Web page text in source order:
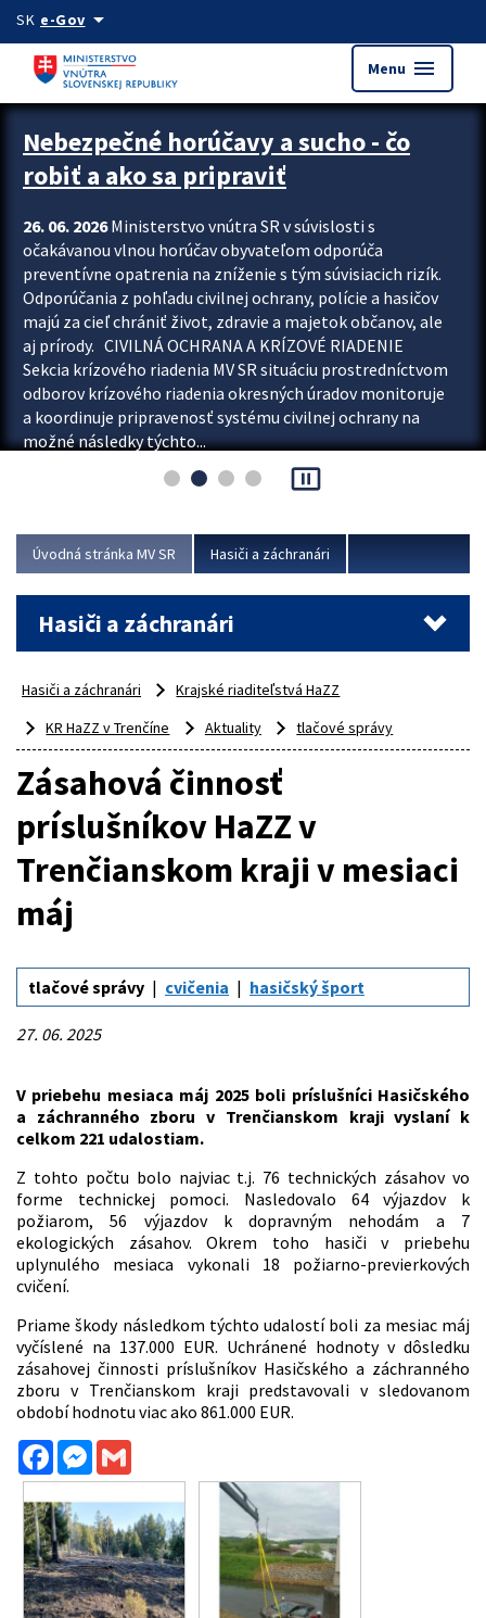
Preskocit na hlavný obsah
SK e-Govarrow_drop_down
Menu menu
Zastavit automatický posun upútavok
Nebezpečné horúčavy a sucho - čo
robiť a ako sa pripraviť
26. 06. 2026Ministerstvo vnútra SR v súvislosti s
očakávanou vlnou horúčav obyvateľom odporúča
preventívne opatrenia na zníženie s tým súvisiacich rizík.
Odporúčania z pohľadu civilnej ochrany, polície a hasičov
majú za cieľ chrániť život, zdravie a majetok občanov, ale
aj prírody. CIVILNÁ OCHRANA A KRÍZOVÉ RIADENIE
Sekcia krízového riadenia MV SR situáciu prostredníctvom
odborov krízového riadenia okresných úradov monitoruje
a koordinuje pripravenosť systému civilnej ochrany na
možné následky týchto...
pause_presentation
Úvodná stránka MV SR Hasiči a záchranári
Hasiči a záchranári
Hasiči a záchranári
Krajské riaditeľstvá HaZZ
KR HaZZ v Trenčíne
Aktuality tlačové správy
Zásahová činnosť
príslušníkov HaZZ v
Trenčianskom kraji v mesiaci
máj
tlačové správy cvičenia hasičský šport
27. 06. 2025
V priebehu mesiaca máj 2025 boli príslušníci Hasičského
a záchranného zboru v Trenčianskom kraji vyslaní k
celkom 221 udalostiam.
Z tohto počtu bolo najviac t.j. 76 technických zásahov vo
forme technickej pomoci. Nasledovalo 64 výjazdov k
požiarom, 56 výjazdov k dopravným nehodám a 7
ekologických zásahov. Okrem toho hasiči v priebehu
uplynulého mesiaca vykonali 18 požiarno-previerkových
cvičení.
Priame škody následkom týchto udalostí boli za mesiac máj
vyčíslené na 137.000 EUR. Uchránené hodnoty v dôsledku
zásahovej činnosti príslušníkov Hasičského a záchranného
zboru v Trenčianskom kraji predstavovali v sledovanom
období hodnotu viac ako 861.000 EUR.
FacebookMessenger